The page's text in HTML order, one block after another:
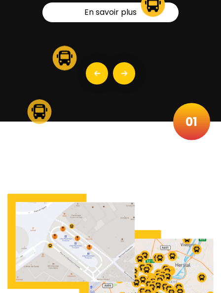
Voir Map
PreviousNext
01